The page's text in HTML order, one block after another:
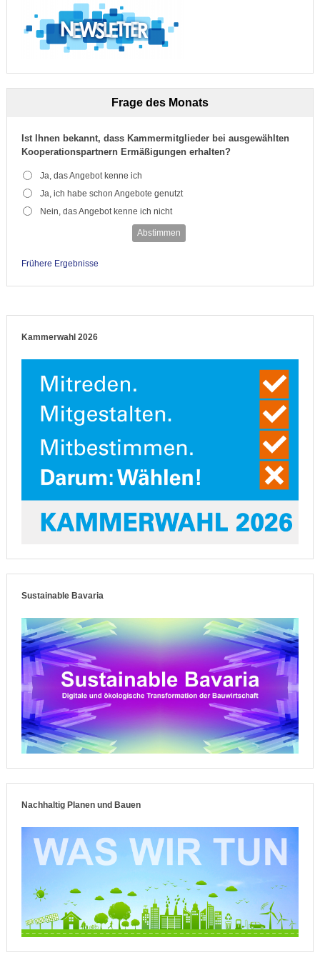
Frage des Monats
Ist Ihnen bekannt, dass Kammermitglieder bei ausgewählten
Kooperationspartnern Ermäßigungen erhalten?
Ja, das Angebot kenne ich
Ja, ich habe schon Angebote genutzt
Nein, das Angebot kenne ich nicht
Abstimmen
Frühere Ergebnisse
Kammerwahl 2026
Sustainable Bavaria
Nachhaltig Planen und Bauen